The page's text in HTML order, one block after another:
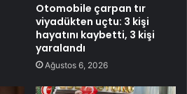
Otomobile çarpan tır
viyadükten uçtu: 3 kişi
hayatını kaybetti, 3 kişi
yaralandı
Ağustos 6, 2026